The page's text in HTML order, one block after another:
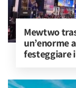
Mewtwo
un’enorme
festeggiare